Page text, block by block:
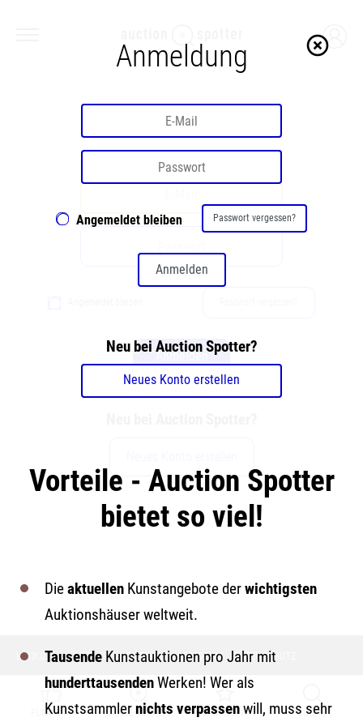
highlight_off
Anmeldung
Angemeldet bleiben Passwort vergessen?
Anmelden
Neu bei Auction Spotter?
Neues Konto erstellen
Vorteile - Auction Spotter
bietet so viel!
Dieaktuellen Kunstangebote derwichtigsten
Auktionshäuser weltweit.
Tausende Kunstauktionen pro Jahr mit
hunderttausendenWerken! Wer als
Kunstsammlernichts verpassenwill, muss sehr
Willkommen
Anmelden
LEXIKON KÜNSTLER KONTAKT & IMPRESSUM DATENSCHUTZ
FÜR MICH MEINE SUCHEN GEMERKT SUCHE